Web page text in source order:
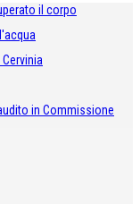
il corpo
in Commissione